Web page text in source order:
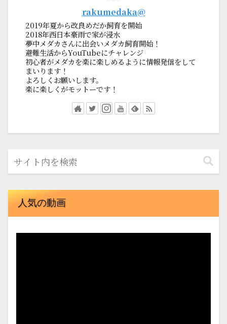
rakumedaka@
2019年夏から改良めだか飼育を開始
2018年西日本豪雨で家が浸水
夢中メダカさんに出会いメダカ飼育開始！
避難生活からYouTubeにチャレンジ
初心者がメダカを楽に楽しめるように情報発信をして
まいります！
よろしくお願いします。
楽に楽しくがモットーです！
人気の動画